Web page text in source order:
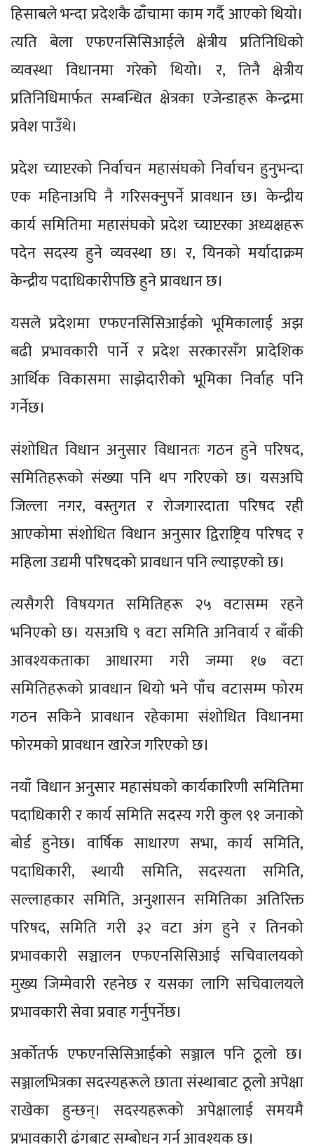
हिसाबले भन्दा प्रदेशकै ढाँचामा काम गर्दै आएको थियो।
त्यति बेला एफएनसिसिआईले क्षेत्रीय प्रतिनिधिको
व्यवस्था विधानमा गरेको थियो। र, तिनै क्षेत्रीय
प्रतिनिधिमार्फत सम्बन्धित क्षेत्रका एजेन्डाहरू केन्द्रमा
प्रवेश पाउँथे।
प्रदेश च्याप्टरको निर्वाचन महासंघको निर्वाचन हुनुभन्दा
एक महिनाअघि नै गरिसक्नुपर्ने प्रावधान छ। केन्द्रीय
कार्य समितिमा महासंघको प्रदेश च्याप्टरका अध्यक्षहरू
पदेन सदस्य हुने व्यवस्था छ। र, यिनको मर्यादाक्रम
केन्द्रीय पदाधिकारीपछि हुने प्रावधान छ।
यसले प्रदेशमा एफएनसिसिआईको भूमिकालाई अझ
बढी प्रभावकारी पार्ने र प्रदेश सरकारसँग प्रादेशिक
आर्थिक विकासमा साझेदारीको भूमिका निर्वाह पनि
गर्नेछ।
संशोधित विधान अनुसार विधानतः गठन हुने परिषद,
समितिहरूको संख्या पनि थप गरिएको छ। यसअघि
जिल्ला नगर, वस्तुगत र रोजगारदाता परिषद रही
आएकोमा संशोधित विधान अनुसार द्विराष्ट्रिय परिषद र
महिला उद्यमी परिषदको प्रावधान पनि ल्याइएको छ।
त्यसैगरी विषयगत समितिहरू २५ वटासम्म रहने
भनिएको छ। यसअघि ९ वटा समिति अनिवार्य र बाँकी
आवश्यकताका आधारमा गरी जम्मा १७ वटा
समितिहरूको प्रावधान थियो भने पाँच वटासम्म फोरम
गठन सकिने प्रावधान रहेकामा संशोधित विधानमा
फोरमको प्रावधान खारेज गरिएको छ।
नयाँ विधान अनुसार महासंघको कार्यकारिणी समितिमा
पदाधिकारी र कार्य समिति सदस्य गरी कुल ९१ जनाको
बोर्ड हुनेछ। वार्षिक साधारण सभा, कार्य समिति,
पदाधिकारी, स्थायी समिति, सदस्यता समिति,
सल्लाहकार समिति, अनुशासन समितिका अतिरिक्त
परिषद, समिति गरी ३२ वटा अंग हुने र तिनको
प्रभावकारी सञ्चालन एफएनसिसिआई सचिवालयको
मुख्य जिम्मेवारी रहनेछ र यसका लागि सचिवालयले
प्रभावकारी सेवा प्रवाह गर्नुपर्नेछ।
अर्कोतर्फ एफएनसिसिआईको सञ्जाल पनि ठूलो छ।
सञ्जालभित्रका सदस्यहरूले छाता संस्थाबाट ठूलो अपेक्षा
राखेका हुन्छन्। सदस्यहरूको अपेक्षालाई समयमै
प्रभावकारी ढंगबाट सम्बोधन गर्न आवश्यक छ।